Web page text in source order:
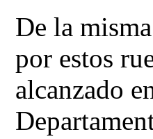
De la
por estos
alcanzado